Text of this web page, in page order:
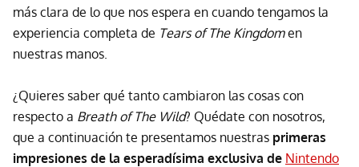
más clara de lo que nos espera en cuando tengamos la
experiencia completa de Tears of The Kingdomen
nuestras manos.
¿Quieres saber qué tanto cambiaron las cosas con
respecto a Breath of The Wild? Quédate con nosotros,
que a continuación te presentamos nuestras primeras
impresiones de la esperadísima exclusiva de Nintendo